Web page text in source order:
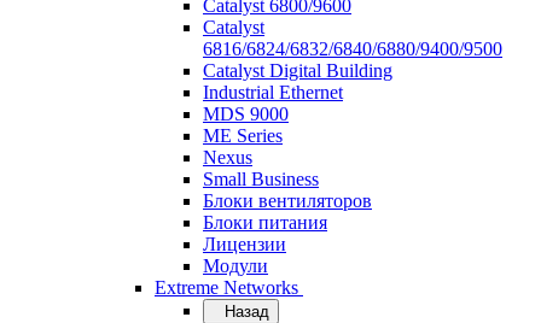
Catalyst 6800/9600
Catalyst
6816/6824/6832/6840/6880/9400/9500
Catalyst Digital Building
Industrial Ethernet
MDS 9000
ME Series
Nexus
Small Business
Блоки вентиляторов
Блоки питания
Лицензии
Модули
Extreme Networks
Назад